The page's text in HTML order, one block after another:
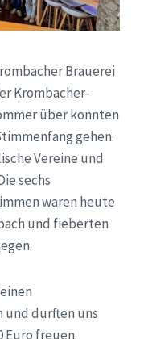
Brauerei
Krombacher-
über konnten
gehen.
Vereine und
sechs
waren heute
und fieberten
und durften uns
Euro freuen.